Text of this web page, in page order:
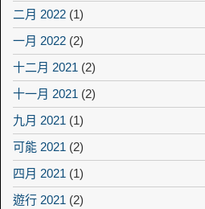
二月 2022 (1)
一月 2022 (2)
十二月 2021 (2)
十一月 2021 (2)
九月 2021 (1)
可能 2021 (2)
四月 2021 (1)
遊行 2021 (2)